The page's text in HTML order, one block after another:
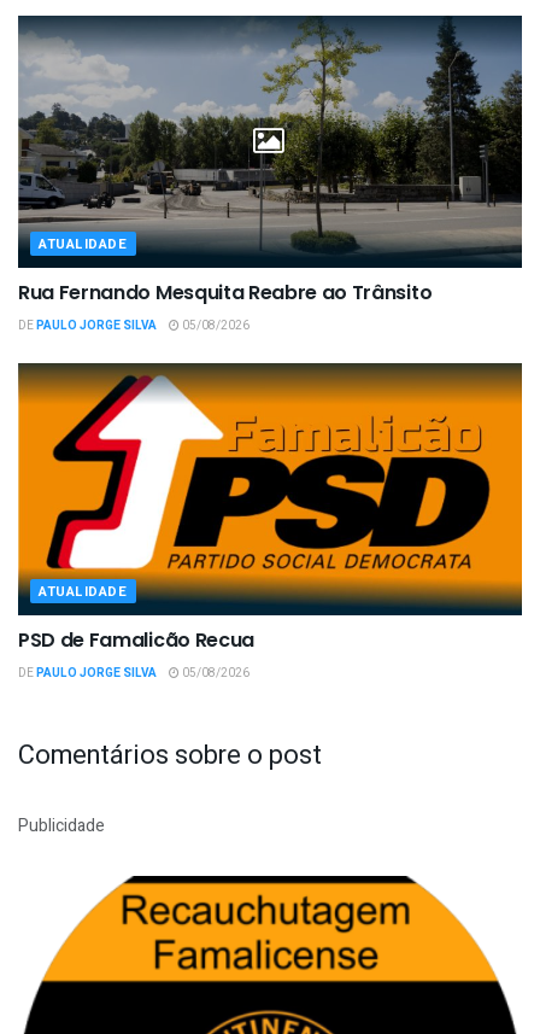
ATUALIDADE
Rua Fernando Mesquita Reabre ao Trânsito
DEPAULO JORGE SILVA 05/08/2026
ATUALIDADE
PSD de Famalicão Recua
DEPAULO JORGE SILVA 05/08/2026
Comentários sobre o post
Publicidade